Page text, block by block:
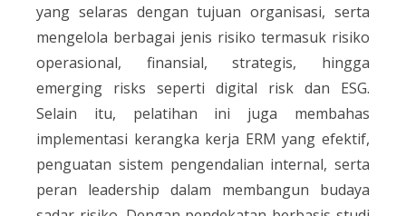
yang selaras dengan tujuan organisasi, serta
mengelola berbagai jenis risiko termasuk risiko
operasional, finansial, strategis, hingga
emerging risks seperti digital risk dan ESG.
Selain itu, pelatihan ini juga membahas
implementasi kerangka kerja ERM yang efektif,
penguatan sistem pengendalian internal, serta
peran leadership dalam membangun budaya